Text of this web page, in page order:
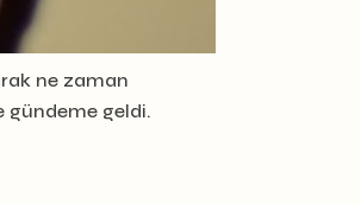
ne zaman
gündeme geldi.